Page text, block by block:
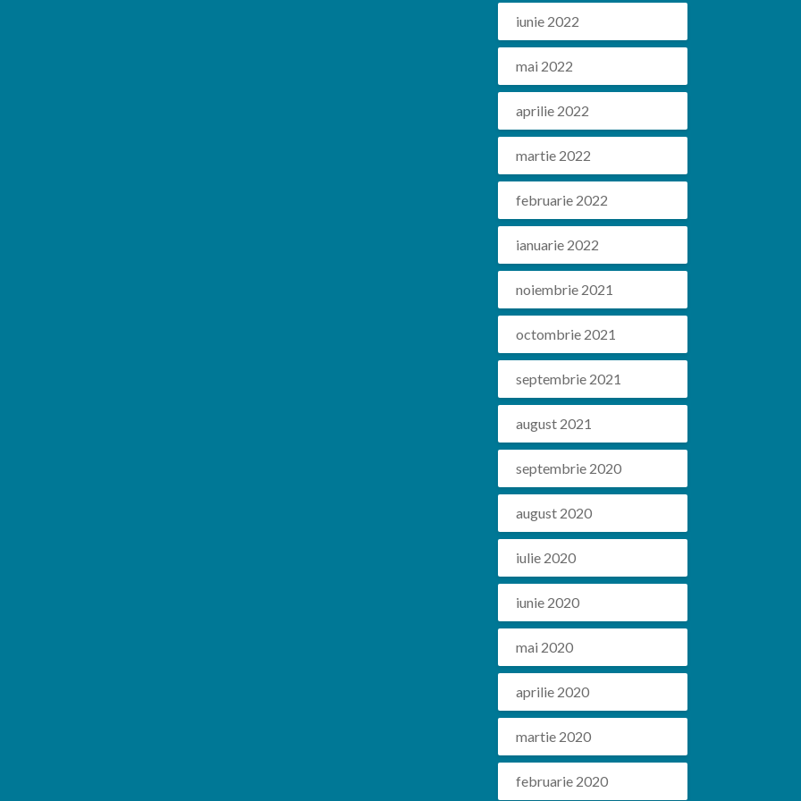
iunie 2022
mai 2022
aprilie 2022
martie 2022
februarie 2022
ianuarie 2022
noiembrie 2021
octombrie 2021
septembrie 2021
august 2021
septembrie 2020
august 2020
iulie 2020
iunie 2020
mai 2020
aprilie 2020
martie 2020
februarie 2020